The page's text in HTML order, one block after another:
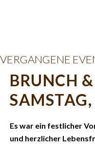
VERGANGENE
BRUNCH
Es war ein festlicher
und herzlicher